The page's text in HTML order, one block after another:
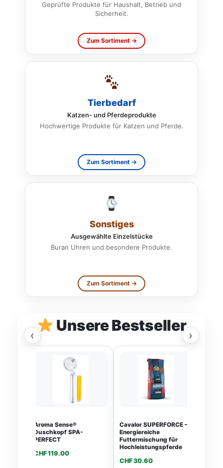
Geprüfte Produkte für Haushalt, Betrieb und
Sicherheit.
Zum Sortiment →
Tierbedarf
Katzen- und Pferdeprodukte
Hochwertige Produkte für Katzen und Pferde.
Zum Sortiment →
Sonstiges
Ausgewählte Einzelstücke
Buran Uhren und besondere Produkte.
Zum Sortiment →
Unsere Bestseller
‹
Aroma Sense®
Duschkopf SPA-
PERFECT
CHF119.00
Cavalor SUPERFORCE –
Energiereiche
Futtermischung für
Hochleistungspferde
CHF30.60
›